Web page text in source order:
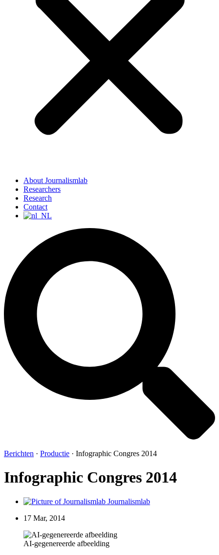
About Journalismlab
Researchers
Research
Contact
Berichten · Productie · Infographic Congres 2014
Infographic Congres 2014
Journalismlab
17 Mar, 2014
AI-gegenereerde afbeelding